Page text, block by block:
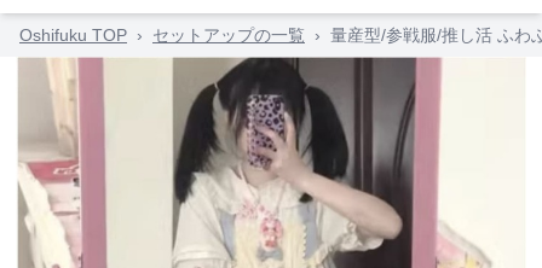
Oshifuku TOP › セットアップの一覧 › 量産型/参戦服/推し活 ふわ